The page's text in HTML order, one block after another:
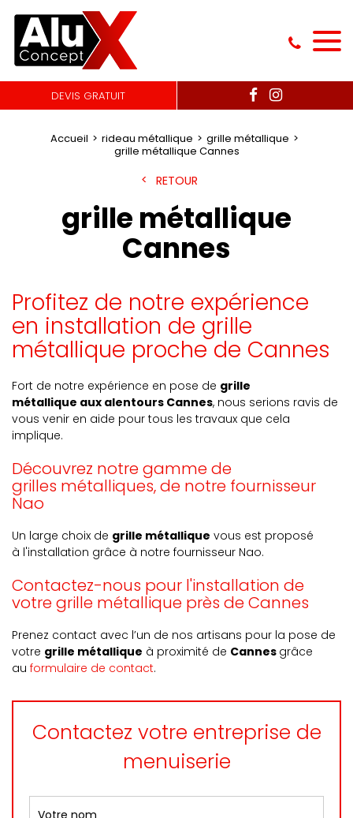
DEVIS GRATUIT
Accueil rideau métallique
grille métallique
grille métallique Cannes
RETOUR
grille métallique
Cannes
Profitez de notre expérience
en installation de grille
métallique proche de Cannes
Fort de notre expérience en pose de grille
métallique aux alentours Cannes, nous serions ravis de
vous venir en aide pour tous les travaux que cela
implique.
Découvrez notre gamme de
grilles métalliques, de notre fournisseur
Nao
Un large choix de grille métallique vous est proposé
à l'installation grâce à notre fournisseur Nao.
Contactez-nous pour l'installation de
votre grille métallique près de Cannes
Prenez contact avec l’un de nos artisans pour la pose de
votre grille métallique à proximité de Cannes grâce
au formulaire de contact.
Contactez votre entreprise de
menuiserie